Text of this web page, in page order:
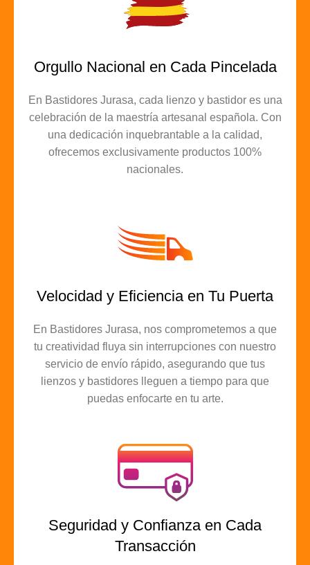
Orgullo Nacional en Cada Pincelada
En Bastidores Jurasa, cada lienzo y bastidor es una
celebración de la maestría artesanal española. Con
una dedicación inquebrantable a la calidad,
ofrecemos exclusivamente productos 100%
nacionales.
Velocidad y Eficiencia en Tu Puerta
En Bastidores Jurasa, nos comprometemos a que
tu creatividad fluya sin interrupciones con nuestro
servicio de envío rápido, asegurando que tus
lienzos y bastidores lleguen a tiempo para que
puedas enfocarte en tu arte.
Seguridad y Confianza en Cada
Transacción